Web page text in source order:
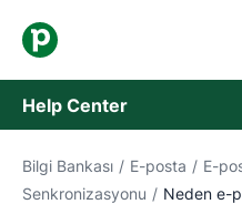
Help Center
Bilgi Bankası
Bilgi Bankası / E-posta / E-
Senkronizasyonu / Neden e-